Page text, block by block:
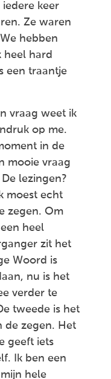
iedere keer
Ze waren
hebben
heel hard
een traantje
vraag weet ik
op me.
in de
mooie vraag
lezingen?
moest echt
zegen. Om
heel
zit het
Woord is
nu is het
verder te
tweede is het
de zegen. Het
geeft iets
Ik ben een
hele